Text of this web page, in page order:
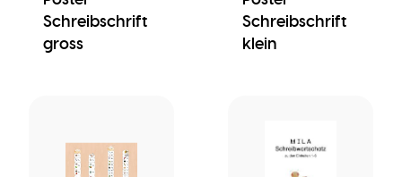
Schreibschrift
gross
Schreibschrift
klein